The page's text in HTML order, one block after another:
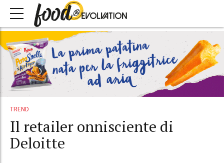
TREND
Il retailer onnisciente di
Deloitte